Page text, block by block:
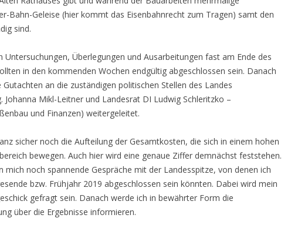
Bahn-Geleise (hier kommt das Eisenbahnrecht zum Tragen) samt den
sind.
Untersuchungen, Überlegungen und Ausarbeitungen fast am Ende des
in den kommenden Wochen endgültig abgeschlossen sein. Danach
an die zuständigen politischen Stellen des Landes
Johanna Mikl-Leitner und Landesrat DI Ludwig Schleritzko –
und Finanzen) weitergeleitet.
sicher noch die Aufteilung der Gesamtkosten, die sich in einem hohen
bewegen. Auch hier wird eine genaue Ziffer demnächst feststehen.
mich noch spannende Gespräche mit der Landesspitze, von denen ich
bzw. Frühjahr 2019 abgeschlossen sein könnten. Dabei wird mein
gefragt sein. Danach werde ich in bewährter Form die
über die Ergebnisse informieren.